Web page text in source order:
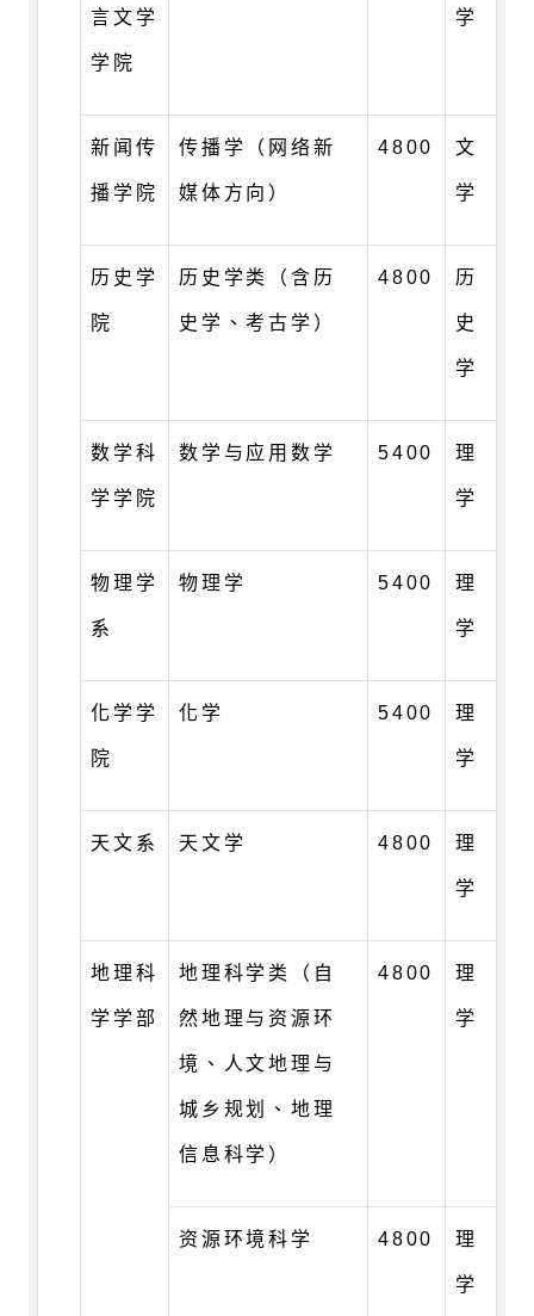
言文学
学院
学
新闻传
播学院
传播学（网络新
媒体方向）
4800 文
学
历史学
院
历史学类（含历
史学、考古学）
4800 历
史
学
数学科
学学院
数学与应用数学 5400 理
学
物理学
系
物理学 5400 理
学
化学学
院
化学 5400 理
学
天文系 天文学 4800 理
学
地理科
学学部
地理科学类（自
然地理与资源环
境、人文地理与
城乡规划、地理
信息科学）
4800 理
学
资源环境科学 4800 理
学